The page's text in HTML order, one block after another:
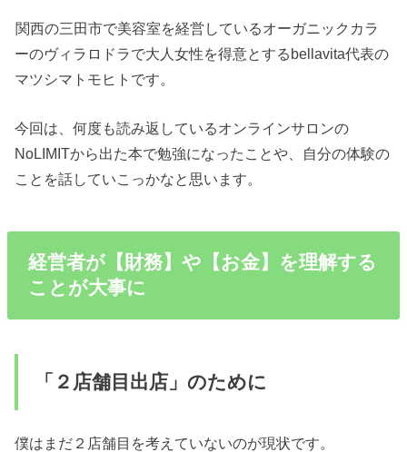
関西の三田市で美容室を経営しているオーガニックカラ
ーのヴィラロドラで大人女性を得意とするbellavita代表の
マツシマトモヒトです。
今回は、何度も読み返しているオンラインサロンの
NoLIMITから出た本で勉強になったことや、自分の体験の
ことを話していこっかなと思います。
経営者が【財務】や【お金】を理解する
ことが大事に
「 ２店舗目出店」のために
僕はまだ２店舗目を考えていないのが現状です。